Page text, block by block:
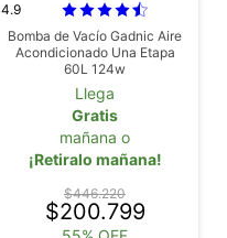
4.9
Bomba de Vacío Gadnic Aire
Acondicionado Una Etapa
60L 124w
Llega
Gratis
mañana o
¡Retiralo mañana!
$446.220
$200.799